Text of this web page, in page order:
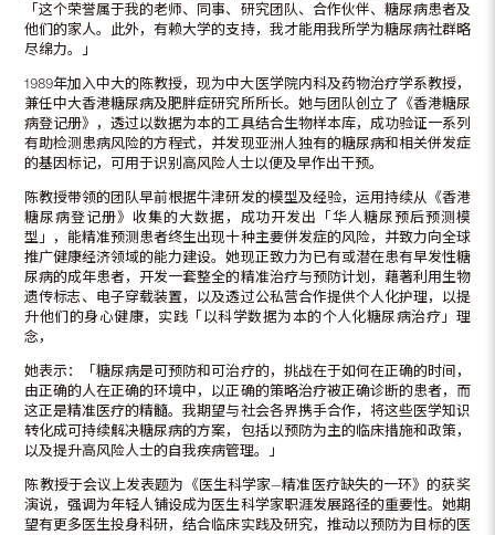
「这个荣誉属于我的老师、同事、研究团队、合作伙伴、糖尿病患者及
他们的家人。此外，有赖大学的支持，我才能用我所学为糖尿病社群略
尽绵力。」
1989年加入中大的陈教授，现为中大医学院内科及药物治疗学系教授，
兼任中大香港糖尿病及肥胖症研究所所长。她与团队创立了《香港糖尿
病登记册》，透过以数据为本的工具结合生物样本库，成功验证一系列
有助检测患病风险的方程式，并发现亚洲人独有的糖尿病和相关併发症
的基因标记，可用于识别高风险人士以便及早作出干预。
陈教授带领的团队早前根据牛津研发的模型及经验，运用持续从《香港
糖尿病登记册》收集的大数据，成功开发出「华人糖尿预后预测模
型」，能精准预测患者终生出现十种主要併发症的风险，并致力向全球
推广健康经济领域的能力建设。她现正致力为已有或潜在患有早发性糖
尿病的成年患者，开发一套整全的精准治疗与预防计划，藉著利用生物
遗传标志、电子穿载装置，以及透过公私营合作提供个人化护理，以提
升他们的身心健康，实践「以科学数据为本的个人化糖尿病治疗」理
念，
她表示：「糖尿病是可预防和可治疗的，挑战在于如何在正确的时间，
由正确的人在正确的环境中，以正确的策略治疗被正确诊断的患者，而
这正是精准医疗的精髓。我期望与社会各界携手合作，将这些医学知识
转化成可持续解决糖尿病的方案，包括以预防为主的临床措施和政策，
以及提升高风险人士的自我疾病管理。」
陈教授于会议上发表题为《医生科学家—精准医疗缺失的一环》的获奖
演说，强调为年轻人铺设成为医生科学家职涯发展路径的重要性。她期
望有更多医生投身科研，结合临床实践及研究，推动以预防为目标的医